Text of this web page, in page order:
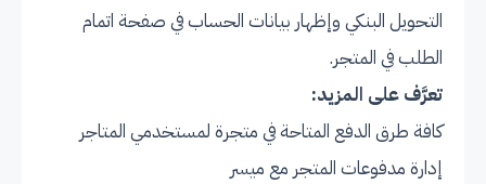
التحويل البنكي وإظهار بيانات الحساب في صفحة اتمام
الطلب في المتجر.
تعرَّف على المزيد:
كافة طرق الدفع المتاحة في متجرة لمستخدمي المتاجر
إدارة مدفوعات المتجر مع ميسر